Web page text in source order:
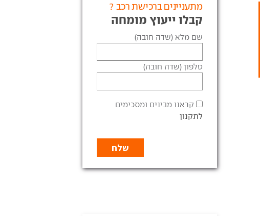
מתעניינים ברכישת רכב ?
קבלו ייעוץ מומחה
שם מלא (שדה חובה)
טלפון (שדה חובה)
קראנו מבינים ומסכימים
לתקנון